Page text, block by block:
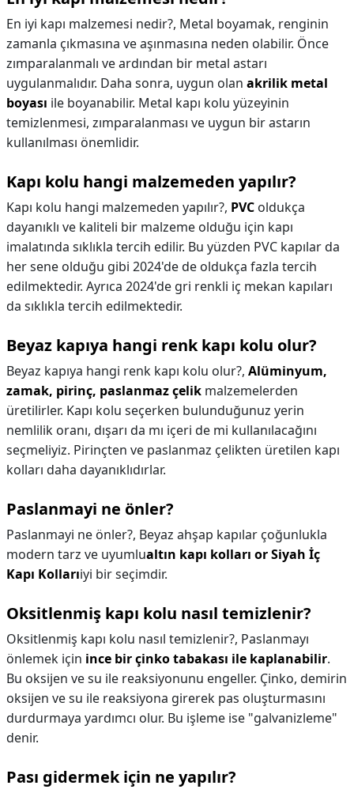
En iyi kapı malzemesi nedir?, Metal boyamak, renginin
zamanla çıkmasına ve aşınmasına neden olabilir. Önce
zımparalanmalı ve ardından bir metal astarı
uygulanmalıdır. Daha sonra, uygun olan akrilik metal
boyası ile boyanabilir. Metal kapı kolu yüzeyinin
temizlenmesi, zımparalanması ve uygun bir astarın
kullanılması önemlidir.
Kapı kolu hangi malzemeden yapılır?
Kapı kolu hangi malzemeden yapılır?, PVC oldukça
dayanıklı ve kaliteli bir malzeme olduğu için kapı
imalatında sıklıkla tercih edilir. Bu yüzden PVC kapılar da
her sene olduğu gibi 2024'de de oldukça fazla tercih
edilmektedir. Ayrıca 2024'de gri renkli iç mekan kapıları
da sıklıkla tercih edilmektedir.
Beyaz kapıya hangi renk kapı kolu olur?
Beyaz kapıya hangi renk kapı kolu olur?, Alüminyum,
zamak, pirinç, paslanmaz çelik malzemelerden
üretilirler. Kapı kolu seçerken bulunduğunuz yerin
nemlilik oranı, dışarı da mı içeri de mi kullanılacağını
seçmeliyiz. Pirinçten ve paslanmaz çelikten üretilen kapı
kolları daha dayanıklıdırlar.
Paslanmayi ne önler?
Paslanmayi ne önler?, Beyaz ahşap kapılar çoğunlukla
modern tarz ve uyumlualtın kapı kolları or Siyah İç
Kapı Kollarıiyi bir seçimdir.
Oksitlenmiş kapı kolu nasıl temizlenir?
Oksitlenmiş kapı kolu nasıl temizlenir?, Paslanmayı
önlemek için ince bir çinko tabakası ile kaplanabilir.
Bu oksijen ve su ile reaksiyonunu engeller. Çinko, demirin
oksijen ve su ile reaksiyona girerek pas oluşturmasını
durdurmaya yardımcı olur. Bu işleme ise "galvanizleme"
denir.
Pası gidermek için ne yapılır?